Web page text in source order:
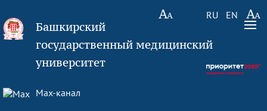
RU EN
Башкирский
государственный медицинский
университет
Max-канал